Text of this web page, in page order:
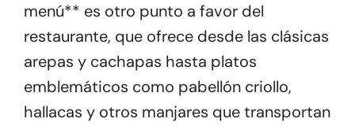
menú** es otro punto a favor del
restaurante, que ofrece desde las clásicas
arepas y cachapas hasta platos
emblemáticos como pabellón criollo,
hallacas y otros manjares que transportan